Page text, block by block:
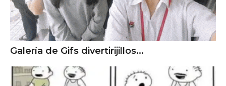
Galería de Gifs divertirijillos...